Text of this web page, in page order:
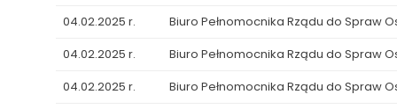
04.02.2025 r.
Biuro Pełnomocnika Rządu do Spraw
04.02.2025 r.
Biuro Pełnomocnika Rządu do Spraw
04.02.2025 r.
Biuro Pełnomocnika Rządu do Spraw